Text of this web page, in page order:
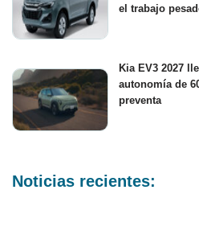
el trabajo
Kia EV3 2027
autonomía de
preventa
Noticias recientes: